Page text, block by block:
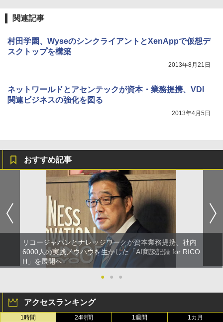
関連記事
村田学園、WyseのシンクライアントとXenAppで仮想デ
スクトップを構築
2013年8月21日
ネットワールドとアセンテックが資本・業務提携、VDI
関連ビジネスの強化を図る
2013年4月5日
おすすめ記事
リコージャパンとナレッジワークが資本業務提携、社内
6000人の実践ノウハウを生かした「AI商談記録 for RICO
H」を展開へ
●
● ●
アクセスランキング
1時間 24時間 1週間 1カ月